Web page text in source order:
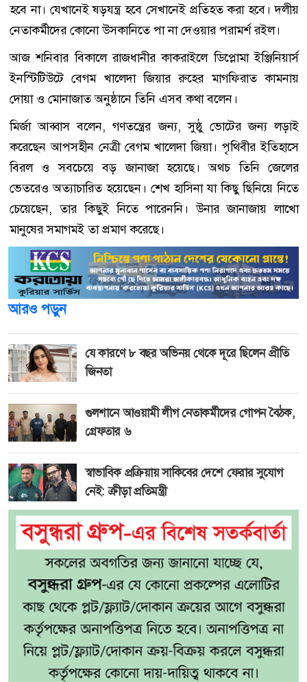
হবে না। যেখানেই ষড়যন্ত্র হবে সেখানেই প্রতিহত করা হবে। দলীয়
নেতাকর্মীদের কোনো উসকানিতে পা না দেওয়ার পরামর্শ রইল।
আজ শনিবার বিকালে রাজধানীর কাকরাইলে ডিপ্লোমা ইঞ্জিনিয়ার্স
ইনস্টিটিউটে বেগম খালেদা জিয়ার রুহের মাগফিরাত কামনায়
দোয়া ও মোনাজাত অনুষ্ঠানে তিনি এসব কথা বলেন।
মির্জা আব্বাস বলেন, গণতন্ত্রের জন্য, সুষ্ঠু ভোটের জন্য লড়াই
করেছেন আপসহীন নেত্রী বেগম খালেদা জিয়া। পৃথিবীর ইতিহাসে
বিরল ও সবচেয়ে বড় জানাজা হয়েছে। অথচ তিনি জেলের
ভেতরেও অত্যাচারিত হয়েছেন। শেখ হাসিনা যা কিছু ছিনিয়ে নিতে
চেয়েছেন, তার কিছুই নিতে পারেননি। উনার জানাজায় লাখো
মানুষের সমাগমই তা প্রমাণ করেছে।
আরও পড়ুন
যে কারণে ৮ বছর অভিনয় থেকে দূরে ছিলেন প্রীতি
জিনতা
গুলশানে আওয়ামী লীগ নেতাকর্মীদের গোপন বৈঠক,
গ্রেফতার ৬
স্বাভাবিক প্রক্রিয়ায় সাকিবের দেশে ফেরার সুযোগ
নেই: ক্রীড়া প্রতিমন্ত্রী